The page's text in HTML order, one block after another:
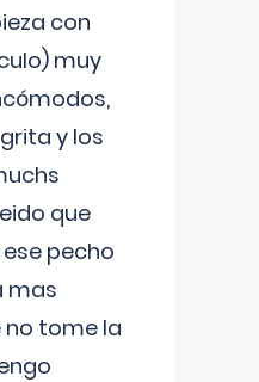
con
muy
y los
que
pecho
mas
no tome la